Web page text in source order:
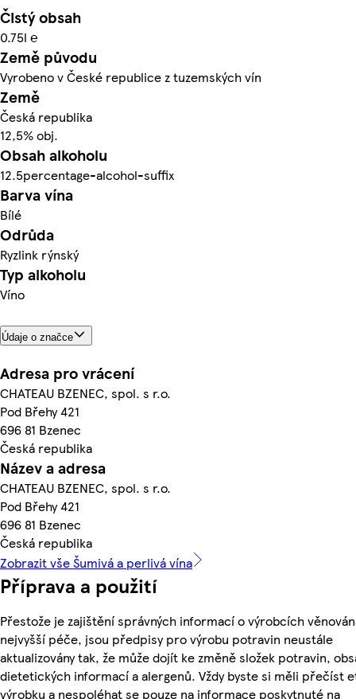
Čistý obsah
0.75l ℮
Země původu
Vyrobeno v České republice z tuzemských vín
Země
Česká republika
12,5% obj.
Obsah alkoholu
12.5percentage-alcohol-suffix
Barva vína
Bílé
Odrůda
Ryzlink rýnský
Typ alkoholu
Víno
Údaje o značce
Adresa pro vrácení
CHATEAU BZENEC, spol. s r.o.
Pod Břehy 421
696 81 Bzenec
Česká republika
Název a adresa
CHATEAU BZENEC, spol. s r.o.
Pod Břehy 421
696 81 Bzenec
Česká republika
Zobrazit vše Šumivá a perlivá vína
Příprava a použití
Přestože je zajištění správných informací o výrobcích
nejvyšší péče, jsou předpisy pro výrobu potravin neustále
aktualizovány tak, že může dojít ke změně složek potravin,
dietetických informací a alergenů. Vždy byste si měli přečíst
výrobku a nespoléhat se pouze na informace poskytnuté na